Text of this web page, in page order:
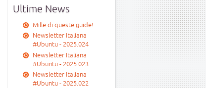
Ultime News
Mille di queste guide!
Newsletter Italiana
#Ubuntu - 2025.024
Newsletter Italiana
#Ubuntu - 2025.023
Newsletter Italiana
#Ubuntu - 2025.022